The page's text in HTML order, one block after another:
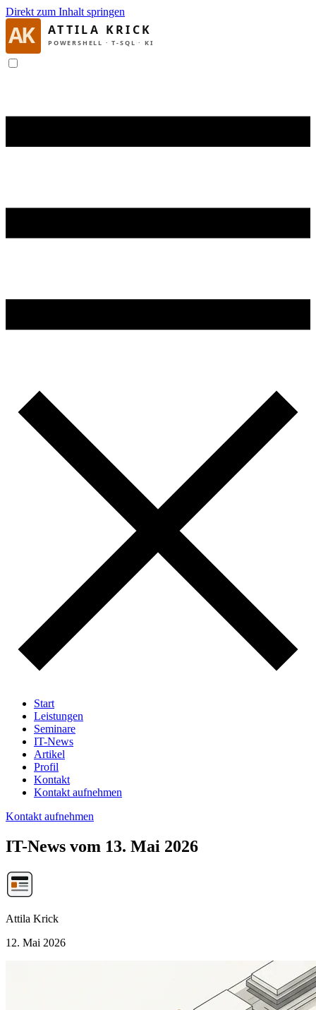
Direkt zum Inhalt springen
Start
Leistungen
Seminare
IT-News
Artikel
Profil
Kontakt
Kontakt aufnehmen
Kontakt aufnehmen
IT-News vom 13. Mai 2026
Attila Krick
12. Mai 2026